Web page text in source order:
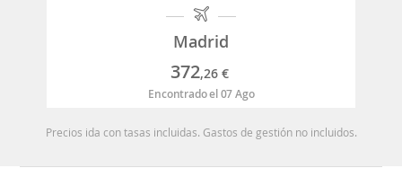
Madrid
372,26 €
Encontrado el 07 Ago
Precios ida con tasas incluidas. Gastos de gestión no incluidos.